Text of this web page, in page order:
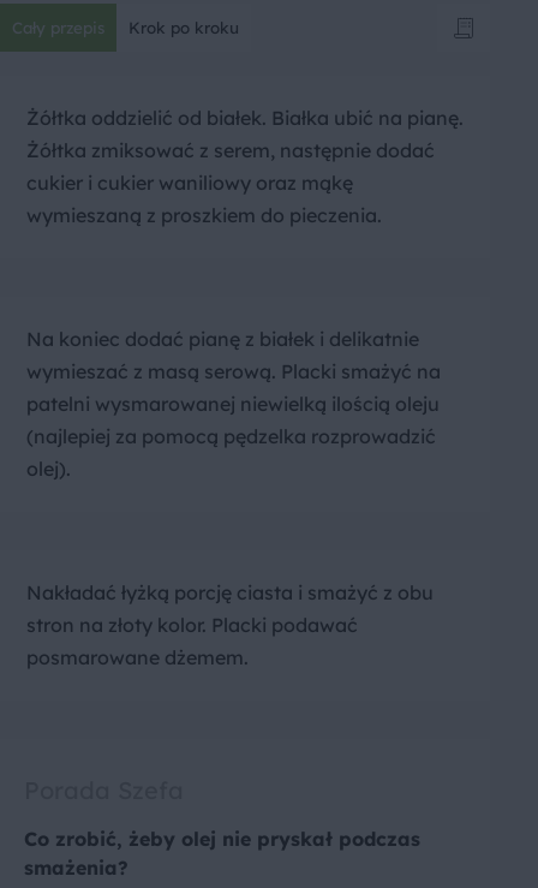
Cały przepis Krok po kroku
Żółtka oddzielić od białek. Białka ubić na pianę.
Żółtka zmiksować z serem, następnie dodać
cukier i cukier waniliowy oraz mąkę
wymieszaną z proszkiem do pieczenia.
Na koniec dodać pianę z białek i delikatnie
wymieszać z masą serową. Placki smażyć na
patelni wysmarowanej niewielką ilością oleju
(najlepiej za pomocą pędzelka rozprowadzić
olej).
Nakładać łyżką porcję ciasta i smażyć z obu
stron na złoty kolor. Placki podawać
posmarowane dżemem.
Co zrobić, żeby olej nie pryskał podczas
smażenia?